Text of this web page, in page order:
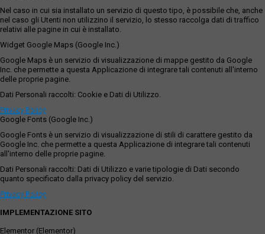
Nel caso in cui sia installato un servizio di questo tipo, è possibile che, anche
nel caso gli Utenti non utilizzino il servizio, lo stesso raccolga dati di traffico
relativi alle pagine in cui è installato.
Widget Google Maps (Google Inc.)
Google Maps è un servizio di visualizzazione di mappe gestito da Google
Inc. che permette a questa Applicazione di integrare tali contenuti all'interno
delle proprie pagine.
Dati Personali raccolti: Cookie e Dati di Utilizzo.
Privacy Policy
Google Fonts (Google Inc.)
Google Fonts è un servizio di visualizzazione di stili di carattere gestito da
Google Inc. che permette a questa Applicazione di integrare tali contenuti
all'interno delle proprie pagine.
Dati Personali raccolti: Dati di Utilizzo e varie tipologie di Dati secondo
quanto specificato dalla privacy policy del servizio.
Privacy Policy
IMPLEMENTAZIONE SITO
Elementor (Elementor)